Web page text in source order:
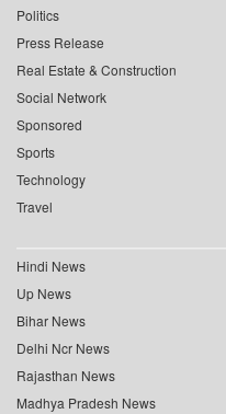
Politics
Press Release
Real Estate & Construction
Social Network
Sponsored
Sports
Technology
Travel
Hindi News
Up News
Bihar News
Delhi Ncr News
Rajasthan News
Madhya Pradesh News